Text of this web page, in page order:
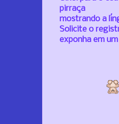
pirraça
mostrando a
Solicite o
exponha em